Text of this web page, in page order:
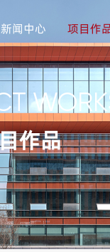
新闻中心 项目作
作品